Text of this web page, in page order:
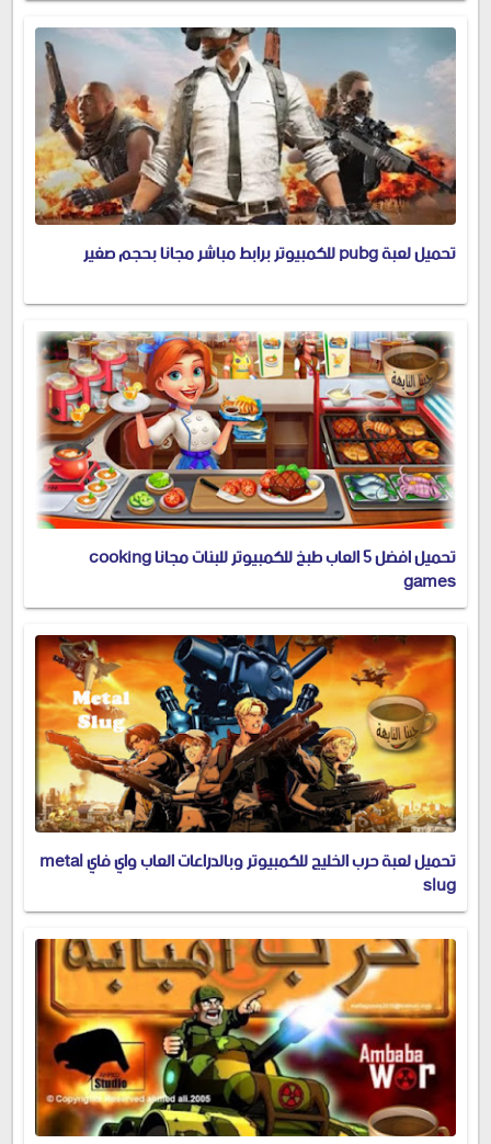
تحميل لعبة pubg للكمبيوتر برابط مباشر مجانا بحجم صغير
تحميل افضل 5 العاب طبخ للكمبيوتر للبنات مجانا cooking
games
تحميل لعبة حرب الخليج للكمبيوتر وبالدراعات العاب واي فاي metal
slug